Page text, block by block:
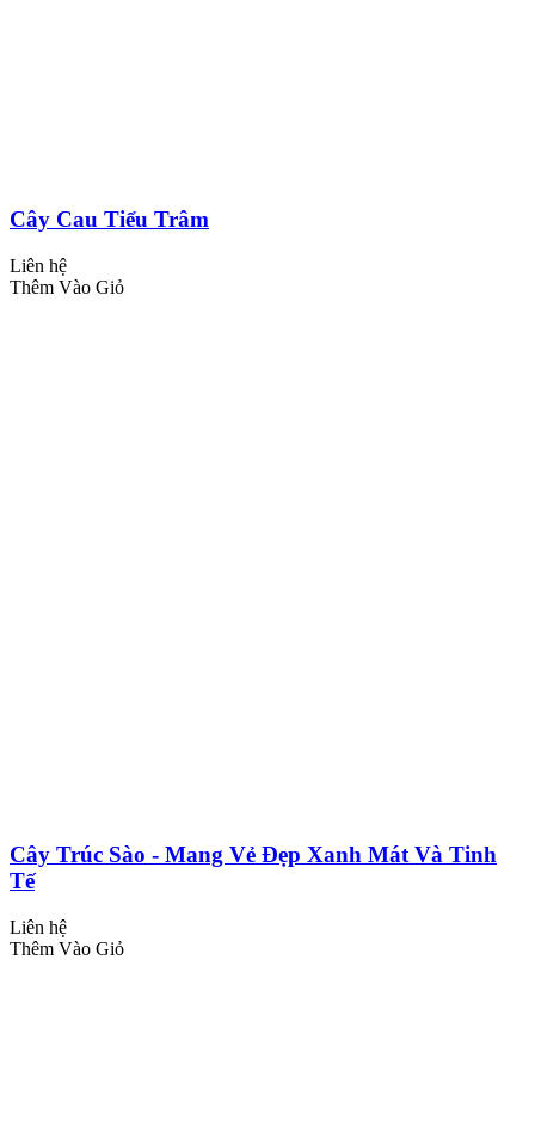
Cây Cau Tiểu Trâm
Liên hệ
Thêm Vào Giỏ
Cây Trúc Sào - Mang Vẻ Đẹp Xanh Mát Và Tinh
Tế
Liên hệ
Thêm Vào Giỏ